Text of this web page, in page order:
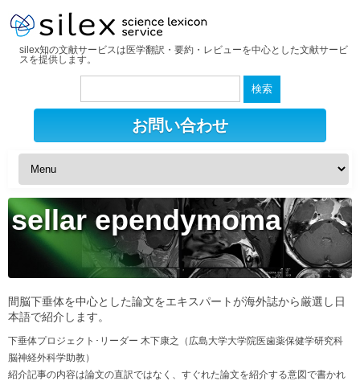
silex知の文献サービスは医学翻訳・要約・レビューを中心とした文献サービ
スを提供します。
検
お問い合わせ
sellar ependymoma
間脳下垂体を中心とした論文をエキスパートが海外誌から厳選し日
本語で紹介します。
下垂体プロジェクト･リーダー 木下康之（広島大学大学院医歯薬保健学研究科
脳神経外科学助教）
紹介記事の内容は論文の直訳ではなく、すぐれた論文を紹介する意図で書かれ